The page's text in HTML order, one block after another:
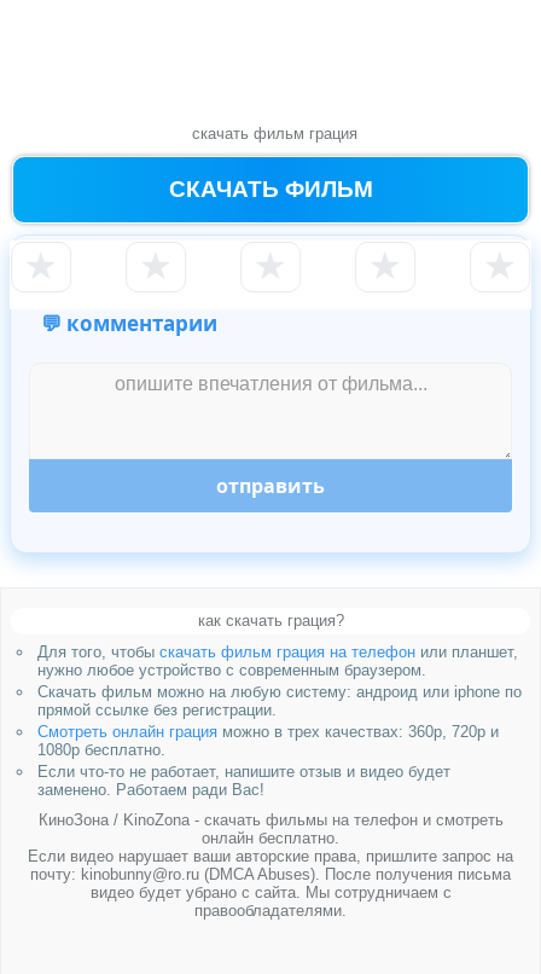
скачать фильм грация
СКАЧАТЬ ФИЛЬМ
★ ★ ★ ★ ★
💬 комментарии
отправить
как скачать грация?
Для того, чтобы скачать фильм грация на телефонили планшет,
нужно любое устройство с современным браузером.
Скачать фильм можно на любую систему: андроид или iphone по
прямой ссылке без регистрации.
Смотреть онлайн грацияможно в трех качествах: 360p, 720p и
1080p бесплатно.
Если что-то не работает, напишите отзыв и видео будет
заменено. Работаем ради Вас!
КиноЗона / KinoZona - скачать фильмы на телефон и смотреть
онлайн бесплатно.
Если видео нарушает ваши авторские права, пришлите запрос на
почту: kinobunny@ro.ru (DMCA Abuses). После получения письма
видео будет убрано с сайта. Мы сотрудничаем с
правообладателями.